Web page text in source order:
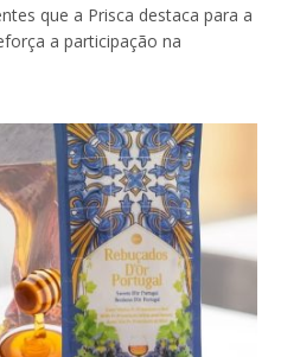
que a Prisca destaca para a
a participação na